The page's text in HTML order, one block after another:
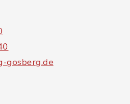
gosberg.de